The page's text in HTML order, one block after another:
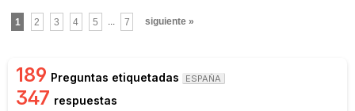
1 2 3 4 5 ... 7 siguiente »
189 Preguntas etiquetadas ESPAÑA
347 respuestas